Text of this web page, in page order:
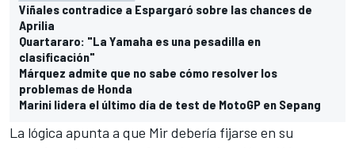
Viñales contradice a Espargaró sobre las chances de
Aprilia
Quartararo: "La Yamaha es una pesadilla en
clasificación"
Márquez admite que no sabe cómo resolver los
problemas de Honda
Marini lidera el último día de test de MotoGP en Sepang
La lógica apunta a que Mir debería fijarse en su